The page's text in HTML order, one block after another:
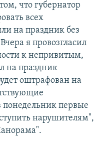
что губернатор
всех
на праздник без
я провозгласил
к непривитым,
на праздник
оштрафован на
понедельник первые
нарушителям",